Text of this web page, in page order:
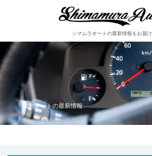
シマムラオートの最新情報をお届け
島村オートの最新情報